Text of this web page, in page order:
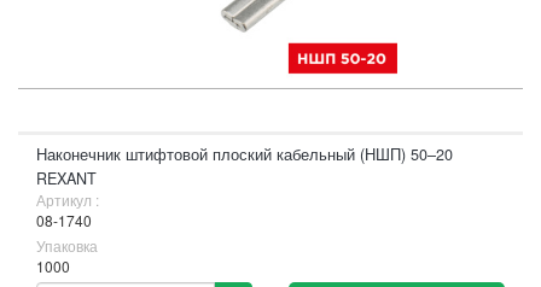
Наконечник штифтовой плоский кабельный (НШП) 50–20
REXANT
Артикул :
08-1740
Упаковка
1000